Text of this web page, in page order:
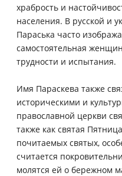
храбрость и
населения. В русской и
Параська часто
самостоятельная
трудности и испытания.
Имя Параскева также
историческими и
православной церкви
также как святая
почитаемых святых,
считается
молятся ей о бережном